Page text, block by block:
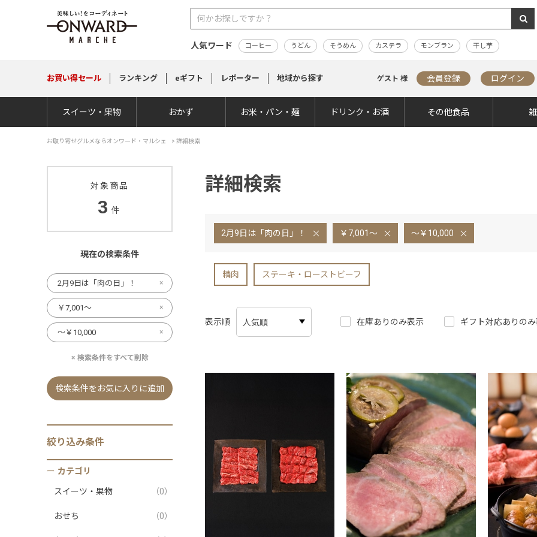
人気ワード コーヒー うどん そうめん カステラ モンブラン 干し芋
お買い得セール ランキング eギフト レポーター 地域から探す ゲスト 様 会員登録 ログイン
スイーツ・果物 おかず お米・パン・麺 ドリンク・お酒 その他食品
お取り寄せグルメならオンワード・マルシェ > 詳細検索
詳細検索
2月9日は「肉の日」！ ￥7,001～ ～￥10,000
精肉 ステーキ・ローストビーフ
表示順 在庫ありのみ表示 ギフト対応ありの
対象商品
3 件
現在の検索条件
2月9日は「肉の日」！
￥7,001～
～￥10,000
検索条件をすべて削除
検索条件をお気に入りに追加
絞り込み条件
カテゴリ
スイーツ・果物 （0）
おせち （0）